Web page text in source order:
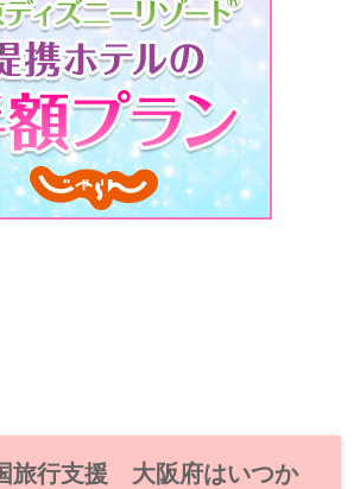
旅行支援 大阪府はいつか